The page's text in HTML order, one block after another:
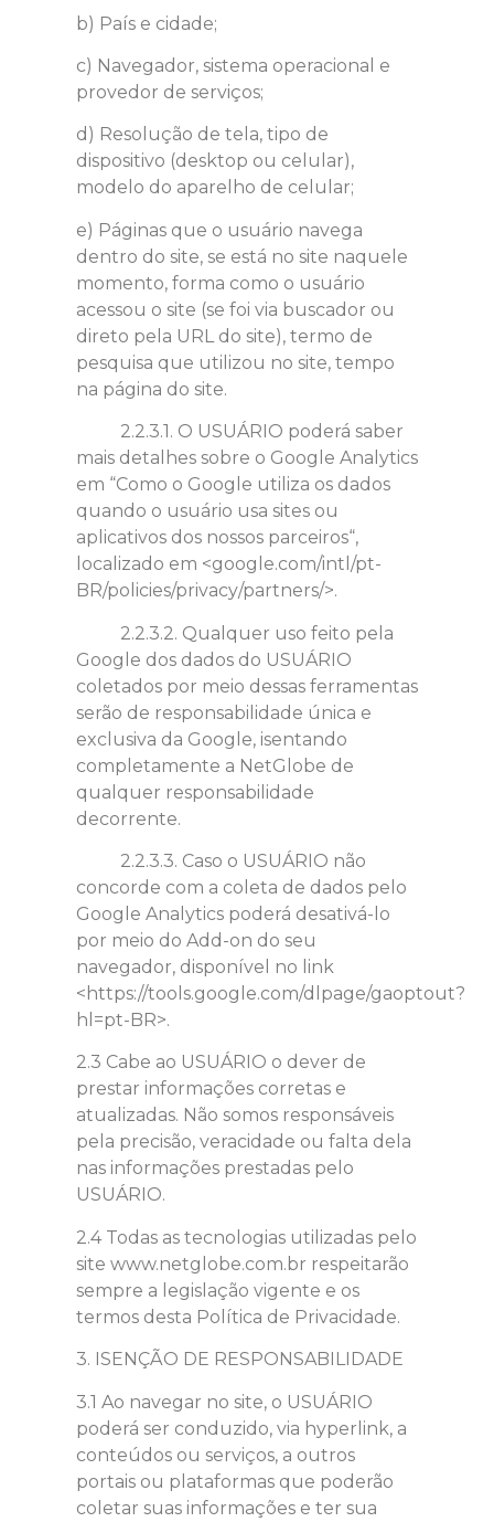
b) País e cidade;
c) Navegador, sistema operacional e
provedor de serviços;
d) Resolução de tela, tipo de
dispositivo (desktop ou celular),
modelo do aparelho de celular;
e) Páginas que o usuário navega
dentro do site, se está no site naquele
momento, forma como o usuário
acessou o site (se foi via buscador ou
direto pela URL do site), termo de
pesquisa que utilizou no site, tempo
na página do site.
2.2.3.1. O USUÁRIO poderá saber
mais detalhes sobre o Google Analytics
em “Como o Google utiliza os dados
quando o usuário usa sites ou
aplicativos dos nossos parceiros“,
localizado em <google.com/intl/pt-
BR/policies/privacy/partners/>.
2.2.3.2. Qualquer uso feito pela
Google dos dados do USUÁRIO
coletados por meio dessas ferramentas
serão de responsabilidade única e
exclusiva da Google, isentando
completamente a NetGlobe de
qualquer responsabilidade
decorrente.
2.2.3.3. Caso o USUÁRIO não
concorde com a coleta de dados pelo
Google Analytics poderá desativá-lo
por meio do Add-on do seu
navegador, disponível no link
<https://tools.google.com/dlpage/gaoptout?
hl=pt-BR>.
2.3 Cabe ao USUÁRIO o dever de
prestar informações corretas e
atualizadas. Não somos responsáveis
pela precisão, veracidade ou falta dela
nas informações prestadas pelo
USUÁRIO.
2.4 Todas as tecnologias utilizadas pelo
site www.netglobe.com.br respeitarão
sempre a legislação vigente e os
termos desta Política de Privacidade.
3. ISENÇÃO DE RESPONSABILIDADE
3.1 Ao navegar no site, o USUÁRIO
poderá ser conduzido, via hyperlink, a
conteúdos ou serviços, a outros
portais ou plataformas que poderão
coletar suas informações e ter sua